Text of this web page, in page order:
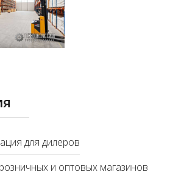
для дилеров
и оптовых магазинов